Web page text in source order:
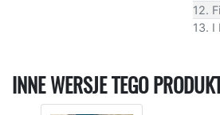
12.
13. I
INNE WERSJE TEGO